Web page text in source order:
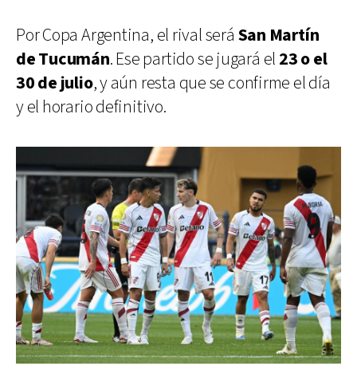
Por Copa Argentina, el rival será San Martín
de Tucumán. Ese partido se jugará el 23 o el
30 de julio, y aún resta que se confirme el día
y el horario definitivo.